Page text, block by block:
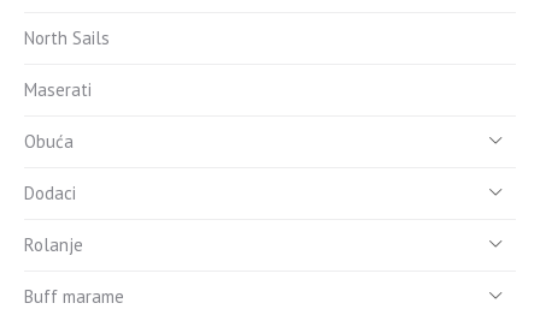
North Sails
Maserati
Obuća
Dodaci
Rolanje
Buff marame